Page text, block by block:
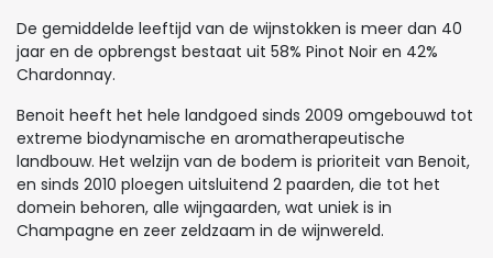
De gemiddelde leeftijd van de wijnstokken is meer dan 40
jaar en de opbrengst bestaat uit 58% Pinot Noir en 42%
Chardonnay.
Benoit heeft het hele landgoed sinds 2009 omgebouwd tot
extreme biodynamische en aromatherapeutische
landbouw. Het welzijn van de bodem is prioriteit van Benoit,
en sinds 2010 ploegen uitsluitend 2 paarden, die tot het
domein behoren, alle wijngaarden, wat uniek is in
Champagne en zeer zeldzaam in de wijnwereld.